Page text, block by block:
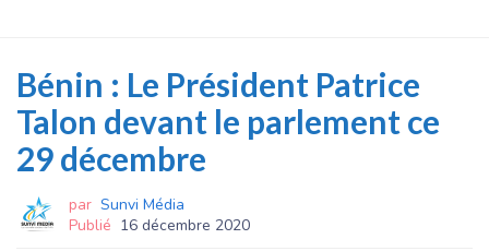
Bénin : Le Président Patrice
Talon devant le parlement ce
29 décembre
par Sunvi Média
Publié 16 décembre 2020